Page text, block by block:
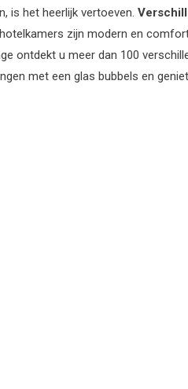
is het heerlijk vertoeven.
zijn modern en
ontdekt u meer dan 100
met een glas bubbels en